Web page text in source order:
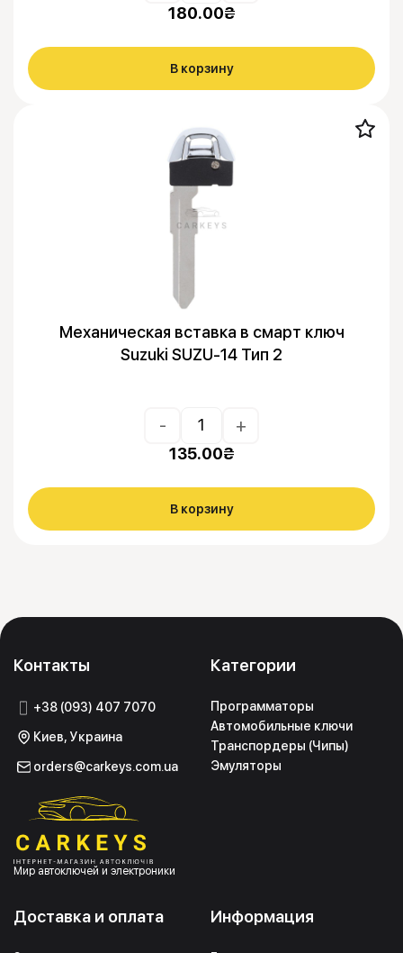
180.00₴
В корзину
Механическая вставка в смарт ключ
Suzuki SUZU-14 Тип 2
- +
135.00₴
В корзину
Контакты
+38 (093) 407 7070
Киев, Украина
orders@carkeys.com.ua
Мир автоключей и электроники
Категории
Программаторы
Автомобильные ключи
Транспордеры (Чипы)
Эмуляторы
Информация
Доставка и оплата